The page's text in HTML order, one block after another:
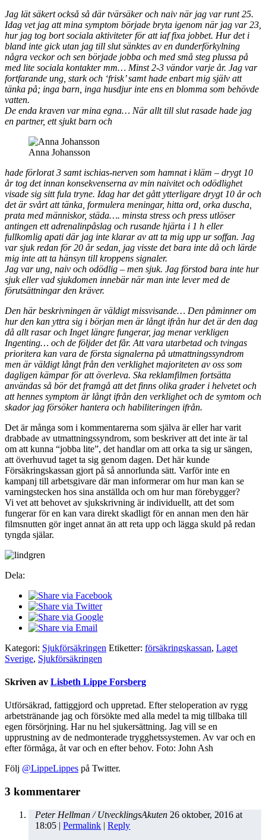
Jag lät säkert också så där tvärsäker och naiv när jag var runt 25.
Idag vet jag att mina symptom började bryta igenom när jag var 23,
hur jag tog bort sociala aktiviteter för att iaf fixa jobbet. Hur det i
bland inte gick utan jag till slut sänktes av en dunderförkylning
några veckor och sen började jobba och med små steg plussa på
med lite sociala kontakter mm… Minst 2-3 vändor varje år. Jag var
fortfarande ung, stark och ‘frisk’ samt hade enbart mig själv att
tänka på; inga barn, inga husdjur inte ens en blomma som behövde
vatten.
De enda kraven var mina egna… När allt till slut rasade hade jag
en partner, ett sjukt barn och
Anna Johansson
hade förlorat 3 samt ischias-nerven som hamnat i kläm – drygt 10
år tog det innan konsekvenserna av min naivitet och odödlighet
visade sig sitt fula tryne. Idag har det gått ytterligare drygt 10 år och
det är svårt att tänka, formulera meningar, hitta ord, orka duscha,
prata med människor, städa…. minsta stress och press utlöser
antingen ett adrenalinpåslag och rusande hjärta i 1 h eller
fullkomlig apati där jag inte klarar av att ta mig upp ur soffan. Jag
var sjuk redan för 20 år sedan, jag visste det bara inte då och lärde
mig inte att ta hänsyn till kroppens signaler.
Jag var ung, naiv och odödlig – men sjuk. Jag förstod bara inte hur
sjuk eller vad sjukdomen innebär när man inte lever med de
förutsättningar den kräver.
Den här beskrivningen är väldigt missvisande… Den påminner om
hur den kan yttra sig i början men är långt ifrån hur det är den dag
då allt rasar och Inget längre fungerar, jag menar verkligen
Ingenting… och de följder det får. Att vara utarbetad och tvingas
prioritera kan vara de första signalerna på utmattningssyndrom
men är väldigt långt från den verklighet majoriteten av oss som
dagligen kämpar för att överleva. Ska reklamfilmen fortsätta
användas så bör det framgå att det finns olika grader i helvetet och
att hennes symptom är långt ifrån den verklighet och de symtom och
skador jag försöker hantera och habiliteringen ifrån.
Det är många som i kommentarerna som själva är eller har varit
drabbade av utmattningssyndrom, som beskriver att det inte är tal
om att kunna “jobba lite”, det handlar om att orka ta sig ur sängen,
att överhuvud taget ta sig genom dagen. Det här kunde
Försäkringskassan gjort på så annorlunda sätt. Varför inte en
kampanj till arbetsgivare där man informerar om hur man kan se
varningstecken hos sina anställda och om hur man förebygger?
Vi vet att behovet av sjukskrivning är individuellt, att det som
fungerar för en kan vara direkt skadligt för en annan men den här
filmsnutten gör inget annat än att reta upp och lägga skuld på redan
tyngda själar.
Dela:
Kategori: Sjukförsäkringen Etiketter: försäkringskassan, Laget
Sverige, Sjukförsäkringen
Skriven av Lisbeth Lippe Forsberg
Utförsäkrad, fattiggjord och uppretad. Efter steloperation av rygg
arbetstränande jag och försökte med alla medel ta mig tillbaka till
egen försörjning. Har nu hel sjukersättning. Jag vill se en
upprustning av de nedmonterade trygghetssystemen. Av var och en
efter förmåga, åt var och en efter behov. Foto: John Ash
Följ @LippeLippes på Twitter.
3 kommentarer
Peter Hellman / UtvecklingsAkuten 26 oktober, 2016 at
18:05 |Permalink |Reply